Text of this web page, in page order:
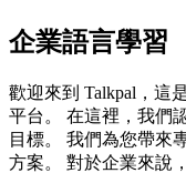
企業語言學習
歡迎來到 Talkpal，這
平台。 在這裡，我們
目標。 我們為您帶來
方案。 對於企業來說